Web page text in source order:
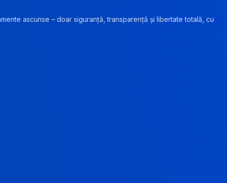
ascunse – doar siguranță, transparență și libertate totală, cu